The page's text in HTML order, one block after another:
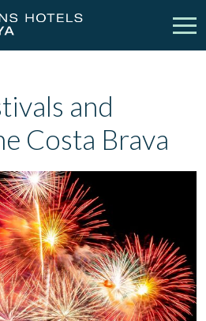
Getaways
Meetings
Discover Catalonia
My reservation
person Sign up
and
Costa Brava